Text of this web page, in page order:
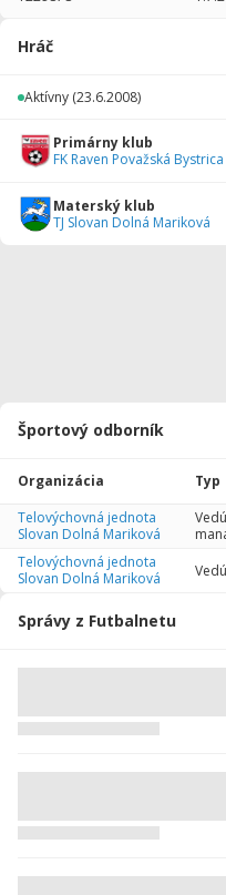
Hráč
Aktívny (23.6.2008)
Primárny klub
FK Raven Považská Bystrica
Materský klub
TJ Slovan Dolná Mariková
Športový odborník
Organizácia Typ
Telovýchovná jednota
Slovan Dolná Mariková
Telovýchovná jednota
Slovan Dolná Mariková
2014/2015 10 502
2013/2014 4 49
Celkovo
Správy z Futbalnetu